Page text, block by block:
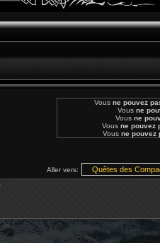
Vous ne pouvez
Vous ne
Vous ne
Vous ne pouvez
Vous ne pouvez
Aller vers: